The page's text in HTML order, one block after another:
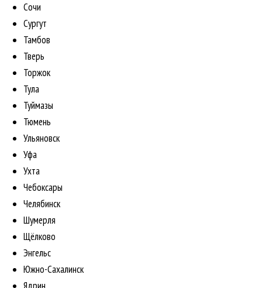
Сочи
Сургут
Тамбов
Тверь
Торжок
Тула
Туймазы
Тюмень
Ульяновск
Уфа
Ухта
Чебоксары
Челябинск
Шумерля
Щёлково
Энгельс
Южно-Сахалинск